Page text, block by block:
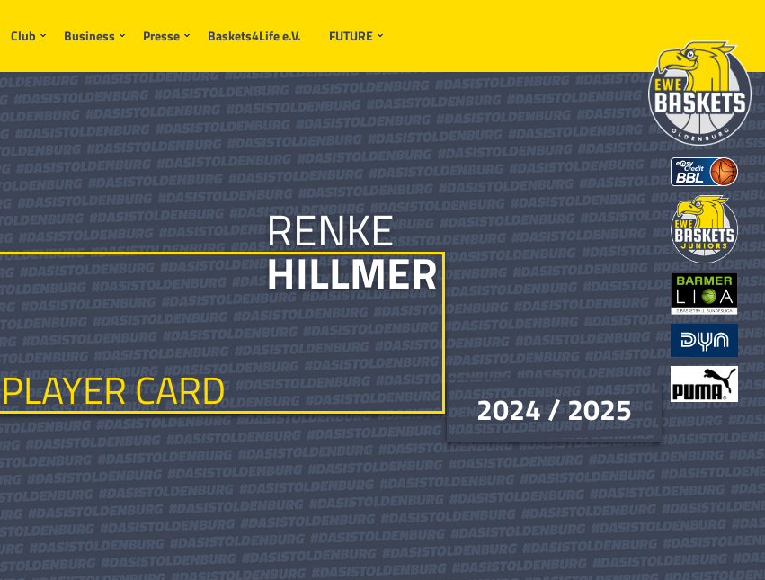
Club Business Presse Baskets4Life e.V. FUTURE
RENKE
HILLMER
PLAYER CARD 2024 / 2025